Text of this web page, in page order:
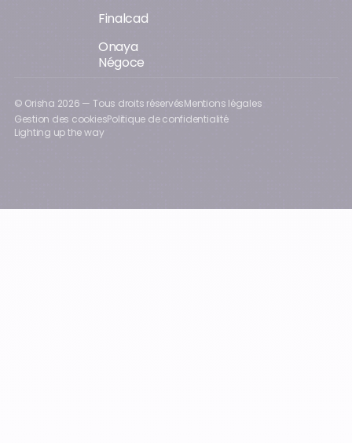
Finalcad
Onaya
Négoce
© Orisha 2026 — Tous droits réservésMentions légales
Gestion des cookiesPolitique de confidentialité
Lighting up the way